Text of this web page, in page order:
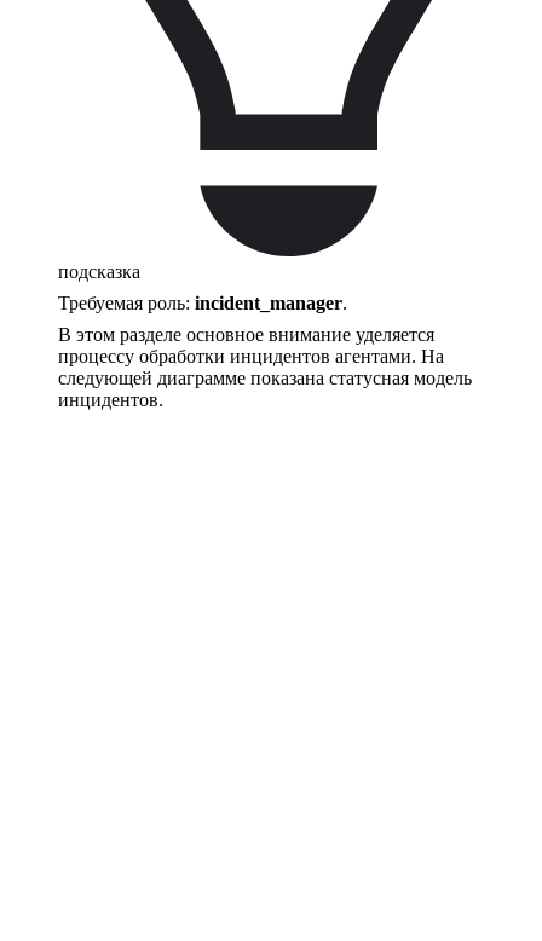
подсказка
Требуемая роль: incident_manager.
В этом разделе основное внимание уделяется
процессу обработки инцидентов агентами. На
следующей диаграмме показана статусная модель
инцидентов.